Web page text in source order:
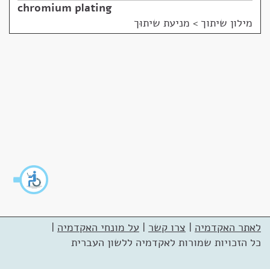
chromium plating
מילון שיתוך > מניעת שיתוּך
לאתר האקדמיה | צרו קשר | על מונחי האקדמיה |
כל הזכויות שמורות לאקדמיה ללשון העברית